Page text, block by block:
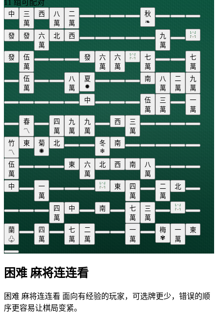
11 组可配对
中
三
萬
西
八
萬
二
萬
秋
❧
發
發
六
萬
北 西
九
萬
發
伍
萬
發
六
萬
六
萬
七
萬
七
萬
伍
萬
八
萬
夏
✹
南
八
萬
二
萬
九
萬
中
伍
萬
三
萬
一
萬
春
〽
四
萬
九
萬
九
萬
西
三
萬
竹
〽
東
菊
✺
北
冬
❄
南
伍
萬
東
六
萬
北 西 南
八
萬
中
一
萬
東
四
萬
二
萬
北
四
萬
中 南
七
萬
三
萬
蘭
♧
四
萬
七
萬
二
萬
一
萬
梅
✾
一
萬
東
困难 麻将连连看
困难 麻将连连看 面向有经验的玩家，可选牌更少，错误的顺
序更容易让棋局变紧。